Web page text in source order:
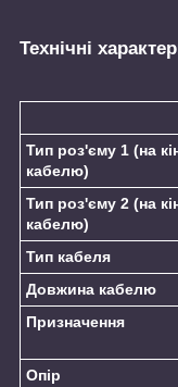
Технічні
Тип роз'єму 1 (на
кабелю)
Тип роз'єму 2 (на
кабелю)
Тип кабеля
Довжина кабелю
Призначення
Опір